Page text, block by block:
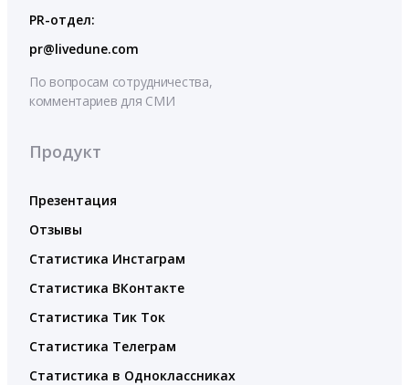
PR-отдел:
pr@livedune.com
По вопросам сотрудничества,
комментариев для СМИ
Продукт
Презентация
Отзывы
Статистика Инстаграм
Статистика ВКонтакте
Статистика Тик Ток
Статистика Телеграм
Статистика в Одноклассниках